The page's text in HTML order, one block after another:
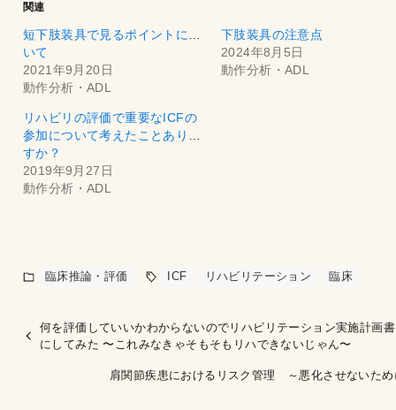
関連
短下肢装具で見るポイントにつ
いて
2021年9月20日
動作分析・ADL
下肢装具の注意点
2024年8月5日
動作分析・ADL
リハビリの評価で重要なICFの
参加について考えたことありま
すか？
2019年9月27日
動作分析・ADL
臨床推論・評価 ICF リハビリテーション 臨床
何を評価していいかわからないのでリハビリテーション実施計画
にしてみた 〜これみなきゃそもそもリハできないじゃん〜
肩関節疾患におけるリスク管理 ～悪化させないため